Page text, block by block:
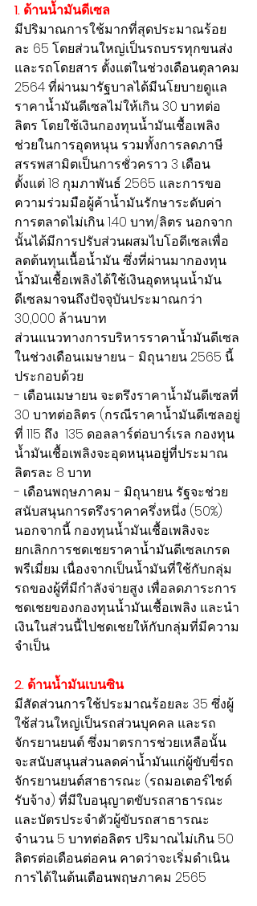
1. ด้านน้ำมันดีเซล
มีปริมาณการใช้มากที่สุดประมาณร้อย
ละ 65 โดยส่วนใหญ่เป็นรถบรรทุกขนส่ง
และรถโดยสาร ตั้งแต่ในช่วงเดือนตุลาคม
2564 ที่ผ่านมารัฐบาลได้มีนโยบายดูแล
ราคาน้ำมันดีเซลไม่ให้เกิน 30 บาทต่อ
ลิตร โดยใช้เงินกองทุนน้ำมันเชื้อเพลิง
ช่วยในการอุดหนุน รวมทั้งการลดภาษี
สรรพสามิตเป็นการชั่วคราว 3 เดือน
ตั้งแต่ 18 กุมภาพันธ์ 2565 และการขอ
ความร่วมมือผู้ค้าน้ำมันรักษาระดับค่า
การตลาดไม่เกิน 1.40 บาท/ลิตร นอกจาก
นั้นได้มีการปรับส่วนผสมไบโอดีเซลเพื่อ
ลดต้นทุนเนื้อน้ำมัน ซึ่งที่ผ่านมากองทุน
น้ำมันเชื้อเพลิงได้ใช้เงินอุดหนุนน้ำมัน
ดีเซลมาจนถึงปัจจุบันประมาณกว่า
30,000 ล้านบาท
ส่วนแนวทางการบริหารราคาน้ำมันดีเซล
ในช่วงเดือนเมษายน - มิถุนายน 2565 นี้
ประกอบด้วย
- เดือนเมษายน จะตรึงราคาน้ำมันดีเซลที่
30 บาทต่อลิตร (กรณีราคาน้ำมันดีเซลอยู่
ที่ 115 ถึง  135 ดอลลาร์ต่อบาร์เรล กองทุน
น้ำมันเชื้อเพลิงจะอุดหนุนอยู่ที่ประมาณ
ลิตรละ 8 บาท
- เดือนพฤษภาคม - มิถุนายน รัฐจะช่วย
สนับสนุนการตรึงราคาครึ่งหนึ่ง (50%)
นอกจากนี้ กองทุนน้ำมันเชื้อเพลิงจะ
ยกเลิกการชดเชยราคาน้ำมันดีเซลเกรด
พรีเมี่ยม เนื่องจากเป็นน้ำมันที่ใช้กับกลุ่ม
รถของผู้ที่มีกำลังจ่ายสูง เพื่อลดภาระการ
ชดเชยของกองทุนน้ำมันเชื้อเพลิง และนำ
เงินในส่วนนี้ไปชดเชยให้กับกลุ่มที่มีความ
จำเป็น
2. ด้านน้ำมันเบนซิน
มีสัดส่วนการใช้ประมาณร้อยละ 35 ซึ่งผู้
ใช้ส่วนใหญ่เป็นรถส่วนบุคคล และรถ
จักรยานยนต์ ซึ่งมาตรการช่วยเหลือนั้น
จะสนับสนุนส่วนลดค่าน้ำมันแก่ผู้ขับขี่รถ
จักรยานยนต์สาธารณะ (รถมอเตอร์ไซด์
รับจ้าง) ที่มีใบอนุญาตขับรถสาธารณะ
และบัตรประจำตัวผู้ขับรถสาธารณะ
จำนวน 5 บาทต่อลิตร ปริมาณไม่เกิน 50
ลิตรต่อเดือนต่อคน คาดว่าจะเริ่มดำเนิน
การได้ในต้นเดือนพฤษภาคม 2565